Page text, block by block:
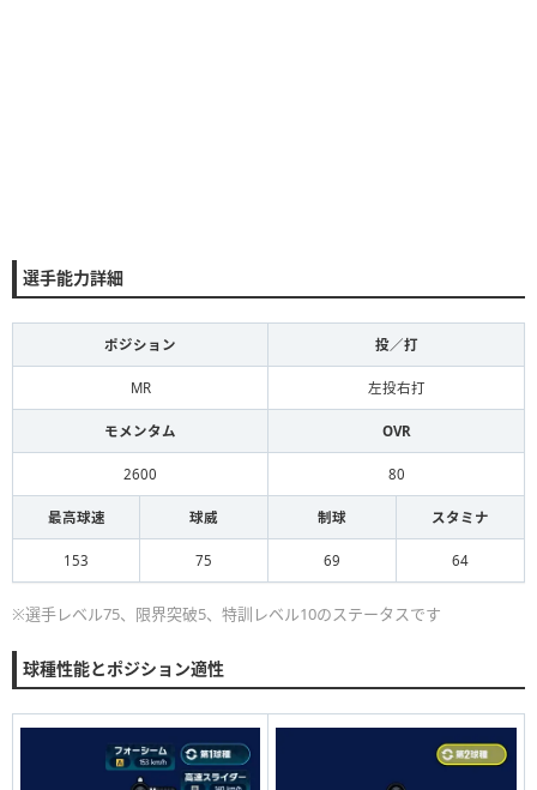
選手能力詳細
ポジション 投／打
MR 左投右打
モメンタム OVR
2600 80
最高球速 球威 制球 スタミナ
153 75 69 64
※選手レベル75、限界突破5、特訓レベル10のステータスです
球種性能とポジション適性